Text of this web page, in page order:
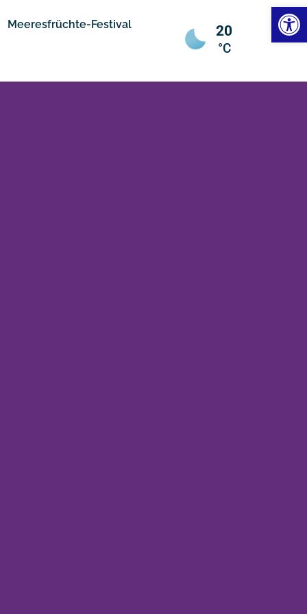
Meeresfrüchte-Festival 20
°C